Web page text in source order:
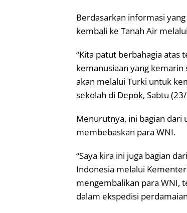
Berdasarkan informasi
kembali ke Tanah Air
“Kita patut berbahagia atas
kemanusiaan yang
akan melalui Turki untuk
sekolah di Depok, Sabtu
Menurutnya, ini bagian dari
membebaskan para WNI.
“Saya kira ini juga bagian
Indonesia melalui
mengembalikan para WNI,
dalam ekspedisi